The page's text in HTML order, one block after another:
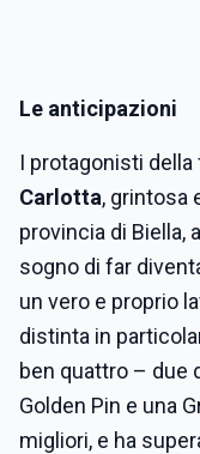
Le anticipazioni
I protagonisti della
Carlotta, grintosa
provincia di Biella,
sogno di far
un vero e proprio
distinta in
ben quattro – due
Golden Pin e una
migliori, e ha